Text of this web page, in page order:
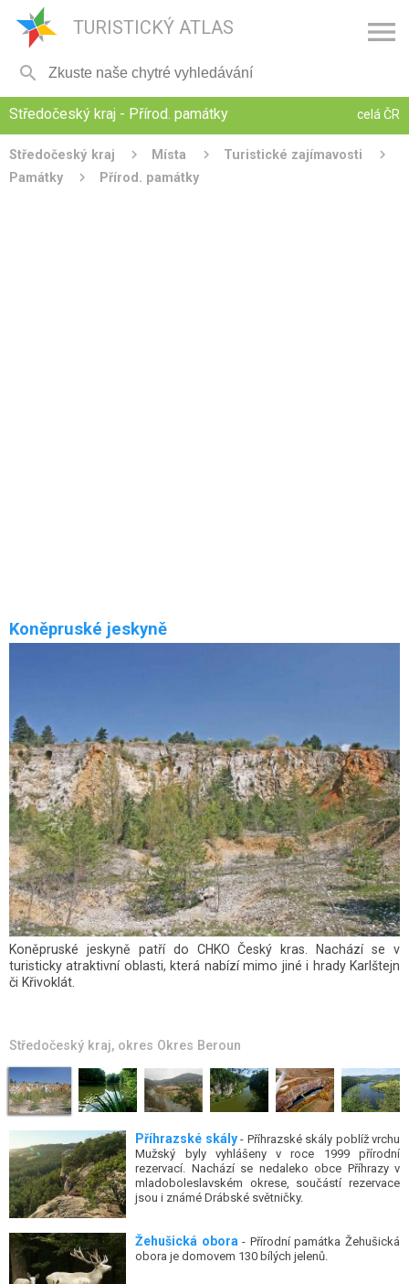
TURISTICKÝ ATLAS 

Středočeský kraj - Přírod. památky celá ČR
Středočeský kraj Místa
Turistické zajímavosti
Památky
Přírod. památky
Veltrubský luh
Veltrubský luh je přírodní reservace, která byla vyhlášena již v roce
1985. Důvodem vyhlášení byla ochrana komplexu lužních lesů a
mokřadů.
Středočeský kraj, okres Okres Kolín
Příhrazské skály- Příhrazské skály poblíž vrchu
Mužský byly vyhlášeny v roce 1999 přírodní
rezervací. Nachází se nedaleko obce Příhrazy v
mladoboleslavském okrese, součástí rezervace
jsou i známé Drábské světničky.
Žehušická obora - Přírodní památka Žehušická
obora je domovem 130 bílých jelenů.